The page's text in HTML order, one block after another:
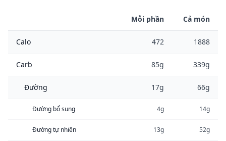
Mỗi phần Cả món
Calo 472 1888
Carb 85g 339g
Đường 17g 66g
Đường bổ sung 4g 14g
Đường tự nhiên 13g 52g